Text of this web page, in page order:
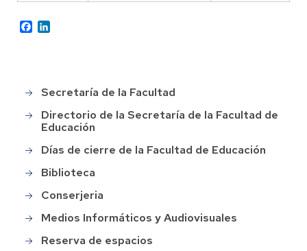
Facebook
Main
menu
Secretaría de la Facultad
Directorio de la Secretaría de la Facultad de
Educación
Días de cierre de la Facultad de Educación
Biblioteca
Conserjeria
Medios Informáticos y Audiovisuales
Reserva de espacios